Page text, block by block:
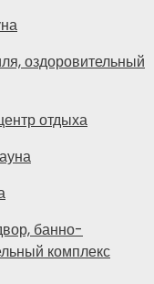
оздоровительный
отдыха
банно-
комплекс